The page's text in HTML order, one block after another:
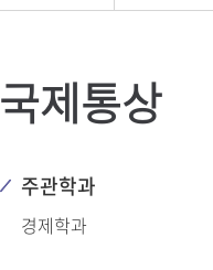
국제통상
주관학과
경제학과